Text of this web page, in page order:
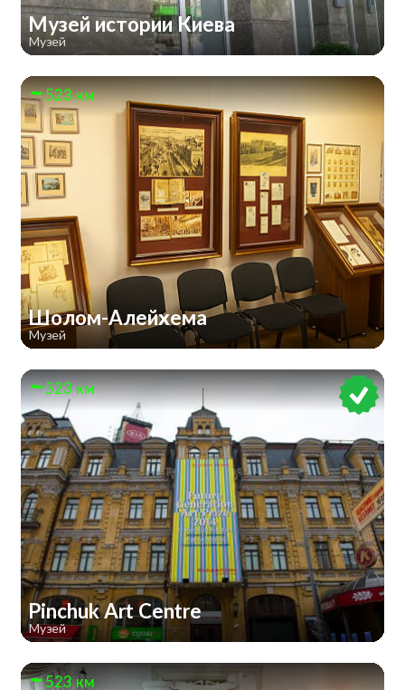
Музей истории Киева
Музей
523 км
Шолом-Алейхема
Музей
523 км
Pinchuk Art Centre
Музей
523 км